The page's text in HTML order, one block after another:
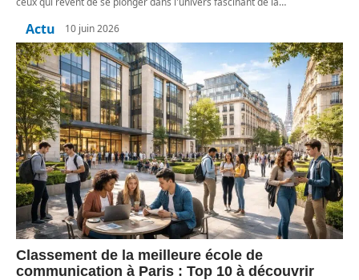
Actu 10 juin 2026
Classement de la meilleure école de
communication à Paris : Top 10 à découvrir